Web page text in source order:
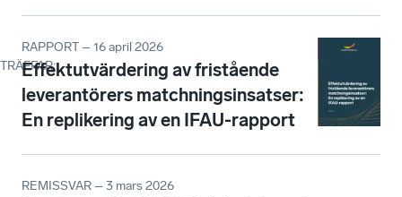
TRÄFFAR:
RAPPORT – 16 april 2026
Effektutvärdering av fristående
leverantörers matchningsinsatser:
En replikering av en IFAU-rapport
REMISSVAR – 3 mars 2026